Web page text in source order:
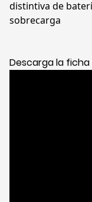
distintiva de
sobrecarga
Descarga la